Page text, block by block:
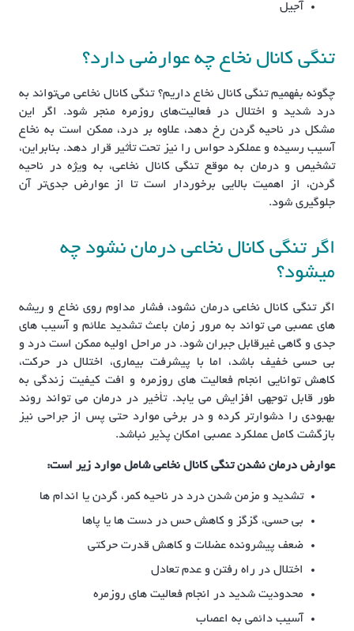
آجیل
تنگی کانال نخاع چه عوارضی دارد؟
چگونه بفهمیم تنگی کانال نخاع داریم؟ تنگی کانال نخاعی می‌تواند به
درد شدید و اختلال در فعالیت‌های روزمره منجر شود. اگر این
مشکل در ناحیه گردن رخ دهد، علاوه بر درد، ممکن است به نخاع
آسیب رسیده و عملکرد حواس را نیز تحت تأثیر قرار دهد. بنابراین،
تشخیص و درمان به موقع تنگی کانال نخاعی، به ویژه در ناحیه
گردن، از اهمیت بالایی برخوردار است تا از عوارض جدی‌تر آن
جلوگیری شود.
اگر تنگی کانال نخاعی درمان نشود چه
میشود؟
اگر تنگی کانال نخاعی درمان نشود، فشار مداوم روی نخاع و ریشه
های عصبی می تواند به مرور زمان باعث تشدید علائم و آسیب های
جدی و گاهی غیرقابل جبران شود. در مراحل اولیه ممکن است درد و
بی حسی خفیف باشد، اما با پیشرفت بیماری، اختلال در حرکت،
کاهش توانایی انجام فعالیت های روزمره و افت کیفیت زندگی به
طور قابل توجهی افزایش می یابد. تأخیر در درمان می تواند روند
بهبودی را دشوارتر کرده و در برخی موارد حتی پس از جراحی نیز
بازگشت کامل عملکرد عصبی امکان پذیر نباشد.
عوارض درمان نشدن تنگی کانال نخاعی شامل موارد زیر است:
تشدید و مزمن شدن درد در ناحیه کمر، گردن یا اندام ها
بی حسی، گزگز و کاهش حس در دست ها یا پاها
ضعف پیشرونده عضلات و کاهش قدرت حرکتی
اختلال در راه رفتن و عدم تعادل
محدودیت شدید در انجام فعالیت های روزمره
آسیب دائمی به اعصاب